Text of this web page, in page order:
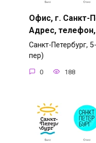
Офис, г. Санкт-
Адрес,
Санкт-Петербург,
пер)
0 188